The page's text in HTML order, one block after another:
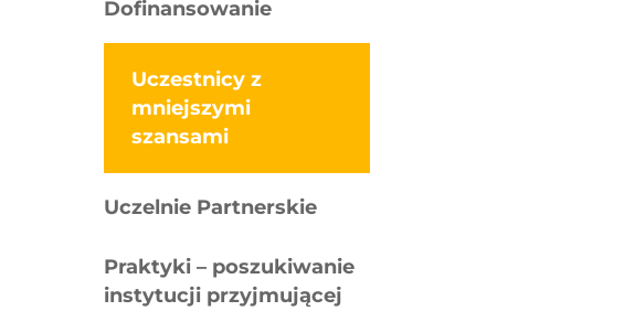
Dofinansowanie
Uczestnicy z
mniejszymi
szansami
Uczelnie Partnerskie
Praktyki – poszukiwanie
instytucji przyjmującej